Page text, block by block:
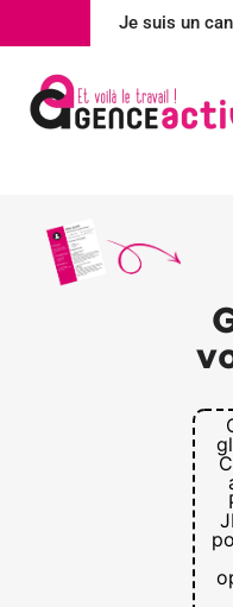
Je suis un